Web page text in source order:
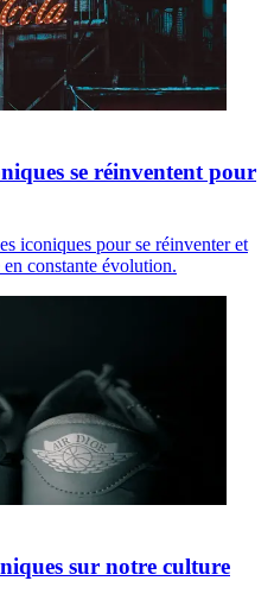
se réinventent pour
iconiques pour se réinventer et
constante évolution.
sur notre culture